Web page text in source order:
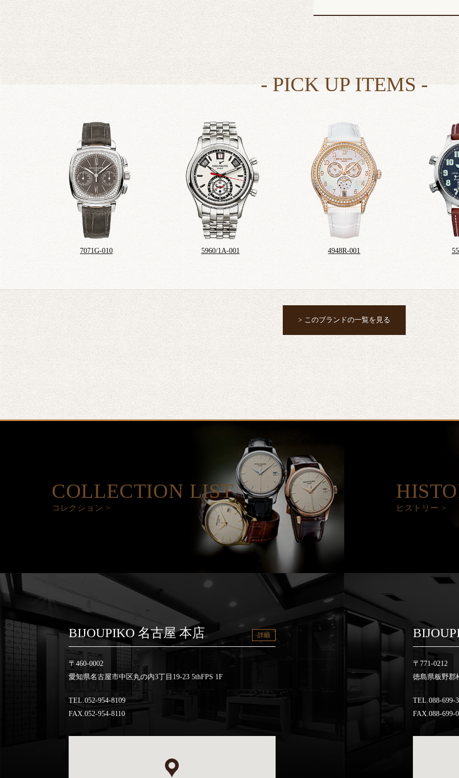
7071G-010 5960/1A-001 4948R-001
> このブランドの一覧を見る
COLLECTION LIST
コレクション > ヒストリー >
BIJOUPIKO 名古屋 本店 詳細
〒460-0002
愛知県名古屋市中区丸の内3丁目19-23 5thFPS 1F
TEL.052-954-8109
FAX.052-954-8110
〒771-0212
徳島県板野郡
TEL.088-699-
FAX.088-699-